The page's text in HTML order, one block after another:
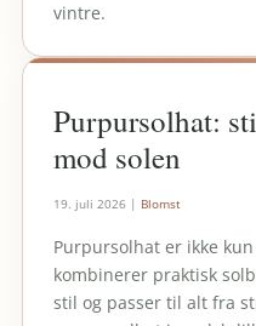
vintre.
Purpursolhat:
mod solen
19. juli 2026 | Blomst
Purpursolhat er ikke
kombinerer praktisk
stil og passer til alt fra